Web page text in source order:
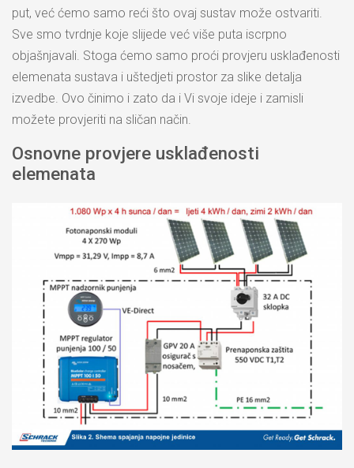
put, već ćemo samo reći što ovaj sustav može ostvariti.
Sve smo tvrdnje koje slijede već više puta iscrpno
objašnjavali. Stoga ćemo samo proći provjeru usklađenosti
elemenata sustava i uštedjeti prostor za slike detalja
izvedbe. Ovo činimo i zato da i Vi svoje ideje i zamisli
možete provjeriti na sličan način.
Osnovne provjere usklađenosti
elemenata